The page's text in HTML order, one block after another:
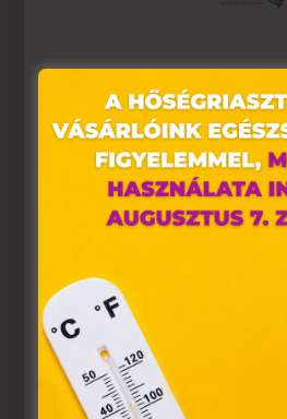
Weboldalunkon „cookie"-kat
alkalmazunk. Ezek olyan fájlok,
tárolnak webes böngészőjében.
hozzájárulása szükséges.
A „sütiket" az elektronikus
törvény, az elektronikus
információs társadalommal
egyes kérdéseiről szóló 2001. évi
az Európai Unió előírásainak
Azon weblapoknak, melyek az
belül működnek, a „sütik"
felhasználó számítógépén vagy
tárolásához a felhasználók